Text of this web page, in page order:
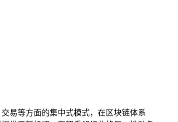
易等方面的集中式模式，在区块链体系